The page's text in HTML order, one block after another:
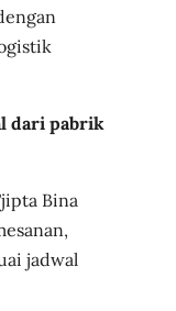
dari pabrik
Bina
jadwal